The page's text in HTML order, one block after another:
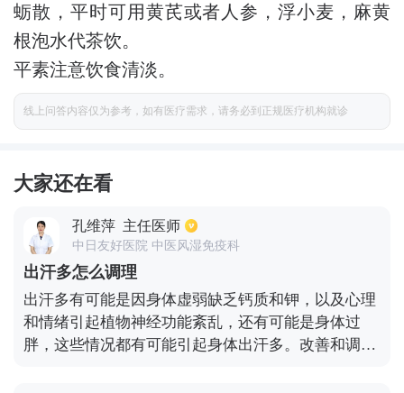
蛎散，平时可用黄芪或者人参，浮小麦，麻黄
根泡水代茶饮。
平素注意饮食清淡。
线上问答内容仅为参考，如有医疗需求，请务必到正规医疗机构就诊
大家还在看
孔维萍 主任医师
中日友好医院 中医风湿免疫科
出汗多怎么调理
出汗多有可能是因身体虚弱缺乏钙质和钾，以及心理
和情绪引起植物神经功能紊乱，还有可能是身体过
胖，这些情况都有可能引起身体出汗多。改善和调理